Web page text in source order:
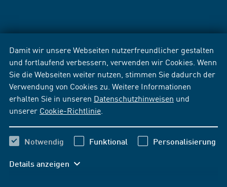
Damit wir unsere Webseiten nutzerfreundlicher gestalten
und fortlaufend verbessern, verwenden wir Cookies. Wenn
Sie die Webseiten weiter nutzen, stimmen Sie dadurch der
Verwendung von Cookies zu. Weitere Informationen
erhalten Sie in unseren Datenschutzhinweisen und
unserer Cookie-Richtlinie
Notwendig Funktional Personalisierung
Details anzeigen